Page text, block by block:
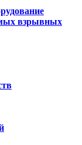
взрывных